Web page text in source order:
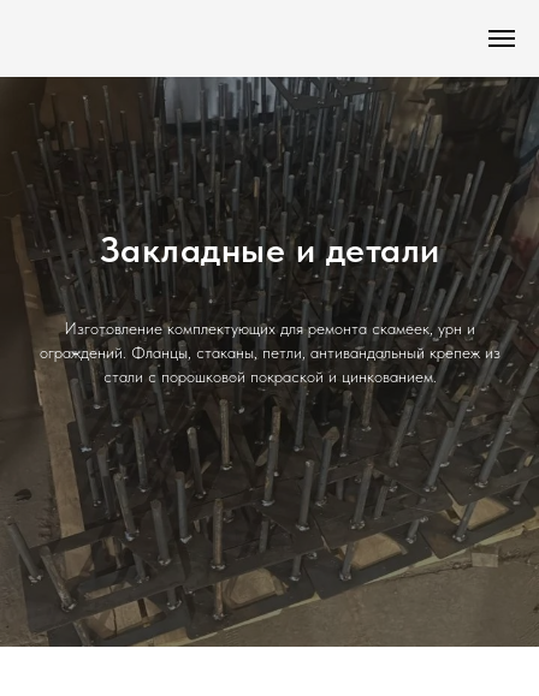
Закладные и детали
Изготовление комплектующих для ремонта скамеек, урн и
ограждений. Фланцы, стаканы, петли, антивандальный крепеж из
стали с порошковой покраской и цинкованием.